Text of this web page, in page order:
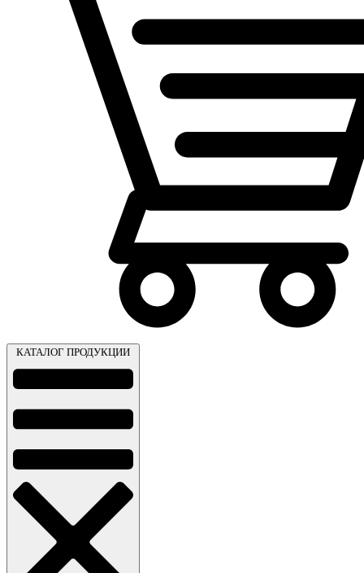
КАТАЛОГ ПРОДУКЦИИ